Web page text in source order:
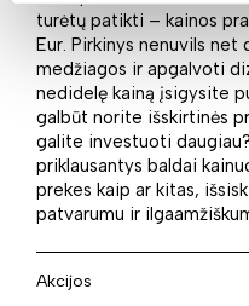
turėtų patikti – kainos
Eur. Pirkinys nenuvils
medžiagos ir apgalvoti
nedidelę kainą įsigysite
galbūt norite išskirtinės
galite investuoti
priklausantys baldai
prekes kaip ar kitas,
patvarumu ir
Akcijos